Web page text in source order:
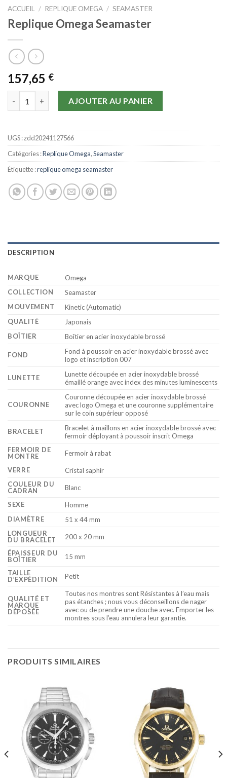
ACCUEIL / REPLIQUE OMEGA / SEAMASTER
Replique Omega Seamaster
157,65 €
AJOUTER AU PANIER
UGS :zdd20241127566
Catégories :Replique Omega,Seamaster
Étiquette :replique omega seamaster
DESCRIPTION
MARQUE
Omega
COLLECTION
Seamaster
MOUVEMENT
Kinetic (Automatic)
QUALITÉ
Japonais
BOÎTIER
Boîtier en acier inoxydable brossé
FOND
Fond à poussoir en acier inoxydable brossé avec
logo et inscription 007
LUNETTE
Lunette découpée en acier inoxydable brossé
émaillé orange avec index des minutes luminescents
COURONNE
Couronne découpée en acier inoxydable brossé
avec logo Omega et une couronne supplémentaire
sur le coin supérieur opposé
BRACELET
Bracelet à maillons en acier inoxydable brossé avec
fermoir déployant à poussoir inscrit Omega
FERMOIR DE
MONTRE
Fermoir à rabat
VERRE
Cristal saphir
COULEUR DU
CADRAN
Blanc
SEXE
Homme
DIAMÈTRE
51 x 44 mm
LONGUEUR
DU BRACELET
200 x 20 mm
ÉPAISSEUR DU
BOÎTIER
15 mm
TAILLE
D’EXPÉDITION
Petit
QUALITÉ ET
MARQUE
DÉPOSÉE
Toutes nos montres sont Résistantes à l’eau mais
pas étanches ; nous vous déconseillons de nager
avec ou de prendre une douche avec. Emporter les
montres sous l’eau annulera leur garantie.
PRODUITS SIMILAIRES